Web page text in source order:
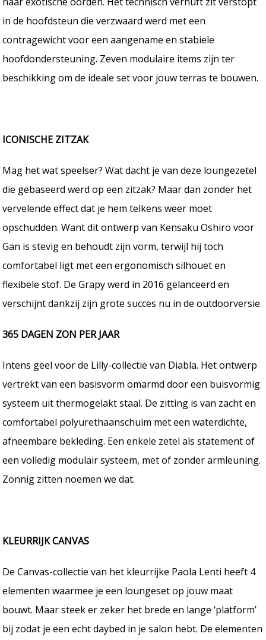
in de hoofdsteun die verzwaard werd met een
contragewicht voor een aangename en stabiele
hoofdondersteuning. Zeven modulaire items zijn ter
beschikking om de ideale set voor jouw terras te bouwen.
ICONISCHE ZITZAK
Mag het wat speelser? Wat dacht je van deze loungezetel
die gebaseerd werd op een zitzak? Maar dan zonder het
vervelende effect dat je hem telkens weer moet
opschudden. Want dit ontwerp van Kensaku Oshiro voor
Gan is stevig en behoudt zijn vorm, terwijl hij toch
comfortabel ligt met een ergonomisch silhouet en
flexibele stof. De Grapy werd in 2016 gelanceerd en
verschijnt dankzij zijn grote succes nu in de outdoorversie.
365 DAGEN ZON PER JAAR
Intens geel voor de Lilly-collectie van Diabla. Het ontwerp
vertrekt van een basisvorm omarmd door een buisvormig
systeem uit thermogelakt staal. De zitting is van zacht en
comfortabel polyurethaanschuim met een waterdichte,
afneembare bekleding. Een enkele zetel als statement of
een volledig modulair systeem, met of zonder armleuning.
Zonnig zitten noemen we dat.
KLEURRIJK CANVAS
De Canvas-collectie van het kleurrijke Paola Lenti heeft 4
elementen waarmee je een loungeset op jouw maat
bouwt. Maar steek er zeker het brede en lange ‘platform’
bij zodat je een echt daybed in je salon hebt. De elementen